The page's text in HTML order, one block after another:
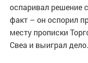
оспаривал решение
факт – он оспорил
месту прописки
Свеа и выиграл дело.